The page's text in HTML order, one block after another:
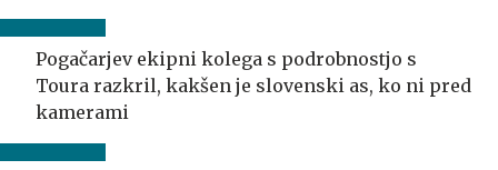
Pogačarjev ekipni kolega s podrobnostjo s
Toura razkril, kakšen je slovenski as, ko ni pred
kamerami